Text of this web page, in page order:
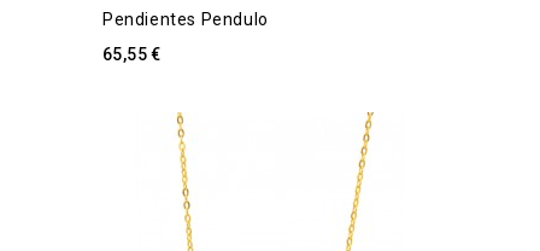
Pendientes Pendulo
65,55 €